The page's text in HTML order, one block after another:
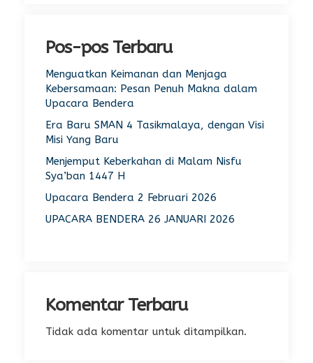
Pos-pos Terbaru
Menguatkan Keimanan dan Menjaga
Kebersamaan: Pesan Penuh Makna dalam
Upacara Bendera
Era Baru SMAN 4 Tasikmalaya, dengan Visi
Misi Yang Baru
Menjemput Keberkahan di Malam Nisfu
Sya’ban 1447 H
Upacara Bendera 2 Februari 2026
UPACARA BENDERA 26 JANUARI 2026
Komentar Terbaru
Tidak ada komentar untuk ditampilkan.